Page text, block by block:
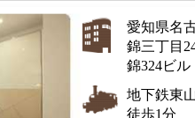
愛知県名
錦三丁目
錦324ビル
地下鉄東
徒歩1分